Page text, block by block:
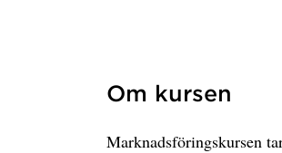
Om kursen
Marknadsföringskursen